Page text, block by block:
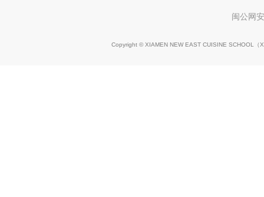
闽公
Copyright © XIAMEN NEW EAST CUISINE SCHOOL（